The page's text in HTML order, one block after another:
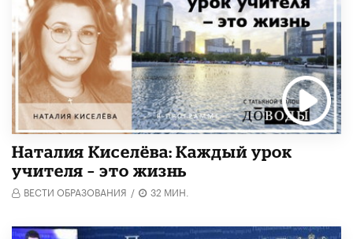
Наталия Киселёва: Каждый урок
учителя – это жизнь
ВЕСТИ ОБРАЗОВАНИЯ / 32 МИН.